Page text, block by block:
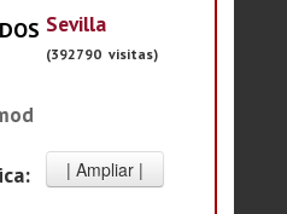
Sevilla
(392790 visitas)